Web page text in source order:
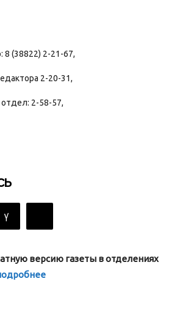
8 (38822) 2-21-67,
2-20-31,
2-58-57,
версию газеты в отделениях